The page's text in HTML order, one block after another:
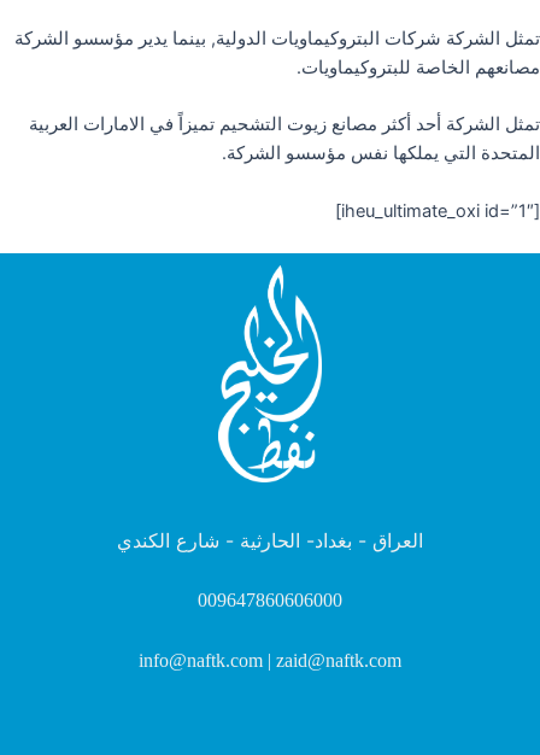
تمثل الشركة شركات البتروكيماويات الدولية, بينما يدير مؤسسو الشركة
مصانعهم الخاصة للبتروكيماويات.
تمثل الشركة أحد أكثر مصانع زيوت التشحيم تميزاً في الامارات العربية
المتحدة التي يملكها نفس مؤسسو الشركة.
[iheu_ultimate_oxi id=”1″]
العراق - بغداد- الحارثية - شارع الكندي
009647860606000
info@naftk.com | zaid@naftk.com